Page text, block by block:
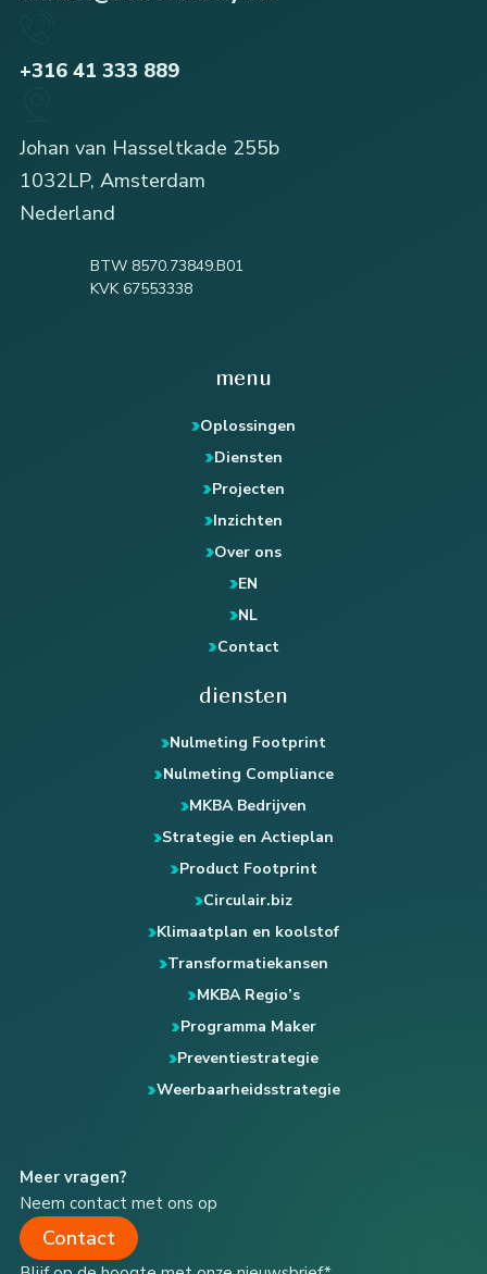
+316 41 333 889
Johan van Hasseltkade 255b
1032LP, Amsterdam
Nederland
BTW 8570.73849.B01
KVK 67553338
menu
Oplossingen
Diensten
Projecten
Inzichten
Over ons
EN
NL
Contact
diensten
Nulmeting Footprint
Nulmeting Compliance
MKBA Bedrijven
Strategie en Actieplan
Product Footprint
Circulair.biz
Klimaatplan en koolstof
Transformatiekansen
MKBA Regio’s
Programma Maker
Preventiestrategie
Weerbaarheidsstrategie
Meer vragen?
Neem contact met ons op
Contact